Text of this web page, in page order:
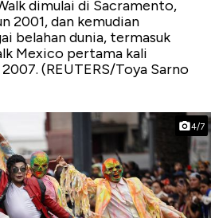
dimulai di Sacramento,
2001, dan kemudian
belahan dunia, termasuk
Mexico pertama kali
(REUTERS/Toya Sarno
4/7